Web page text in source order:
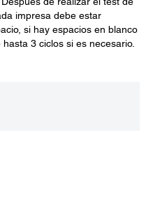
impresa debe estar
si hay espacios en blanco
3 ciclos si es necesario.